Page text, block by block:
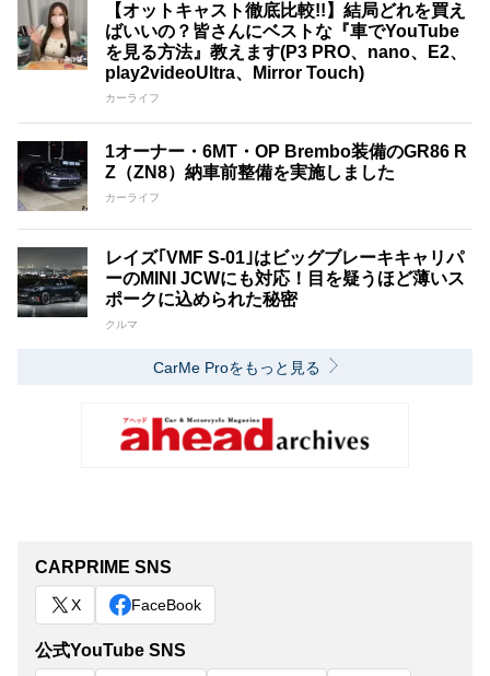
【オットキャスト徹底比較!!】結局どれを買え
ばいいの？皆さんにベストな『車でYouTube
を見る方法』教えます(P3 PRO、nano、E2、
play2videoUltra、Mirror Touch)
カーライフ
1オーナー・6MT・OP Brembo装備のGR86 R
Z（ZN8）納車前整備を実施しました
カーライフ
レイズ｢VMF S-01｣はビッグブレーキキャリパ
ーのMINI JCWにも対応！目を疑うほど薄いス
ポークに込められた秘密
クルマ
CarMe Proをもっと見る
CARPRIME SNS
X FaceBook
公式YouTube SNS